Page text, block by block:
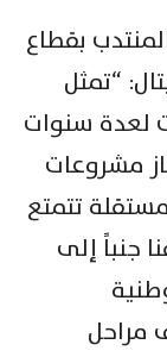
بقطاع
“تمثل
لعدة سنوات
مشروعات
تتمتع
جنباً إلى
مراحل